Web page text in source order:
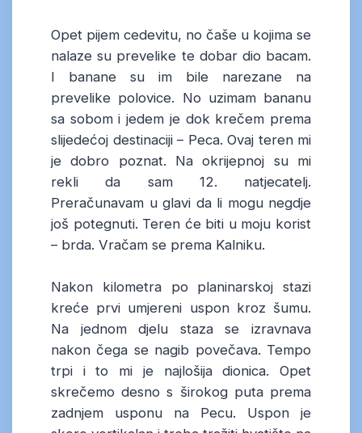
Opet pijem cedevitu, no čaše u kojima se
nalaze su prevelike te dobar dio bacam.
I banane su im bile narezane na
prevelike polovice. No uzimam bananu
sa sobom i jedem je dok krečem prema
slijedećoj destinaciji – Peca. Ovaj teren mi
je dobro poznat. Na okrijepnoj su mi
rekli da sam 12. natjecatelj.
Preračunavam u glavi da li mogu negdje
još potegnuti. Teren će biti u moju korist
– brda. Vračam se prema Kalniku.
Nakon kilometra po planinarskoj stazi
kreće prvi umjereni uspon kroz šumu.
Na jednom djelu staza se izravnava
nakon čega se nagib povečava. Tempo
trpi i to mi je najlošija dionica. Opet
skrečemo desno s širokog puta prema
zadnjem usponu na Pecu. Uspon je